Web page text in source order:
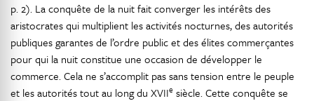
p. 2). La conquête de la nuit fait converger les intérêts des
aristocrates qui multiplient les activités nocturnes, des autorités
publiques garantes de l’ordre public et des élites commerçantes
pour qui la nuit constitue une occasion de développer le
commerce. Cela ne s’accomplit pas sans tension entre le peuple
et les autorités tout au long du XVIIe siècle. Cette conquête se